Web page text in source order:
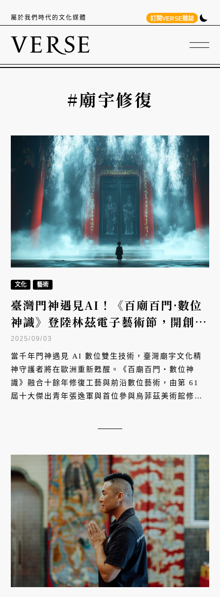
屬於我們時代的文化媒體 訂閱VERSE雜誌
#廟宇修復
文化 藝術
臺灣門神遇見AI！《百廟百門·數位
神識》登陸林茲電子藝術節，開創文
化科技融合大未來
2025/09/03
當千年門神遇見 AI 數位雙生技術，臺灣廟宇文化精
神守護者將在歐洲重新甦醒。《百廟百門・數位神
識》融合十餘年修復工藝與前沿數位藝術，由第 61
屆十大傑出青年張逸軍與首位參與烏菲茲美術館修復